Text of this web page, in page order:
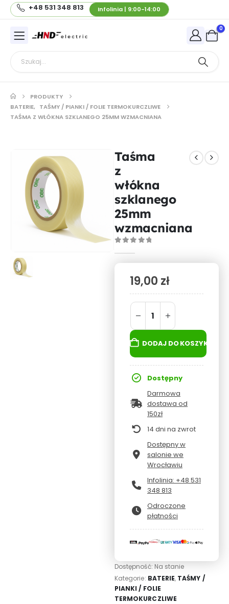
+48 531 348 813 Infolinia | 9:00-14:00
0
PRODUKTY
BATERIE, TAŚMY / PIANKI / FOLIE TERMOKURCZLIWE
TAŚMA Z WŁÓKNA SZKLANEGO 25MM WZMACNIANA
Taśma
z
włókna
szklanego
25mm
wzmacniana
19,00 zł
DODAJ DO KOSZYKA
Dostępny
Darmowa
dostawa od
150zł
14 dni na zwrot
Dostępny w
salonie we
Wrocławiu
Infolinia: +48 531
348 813
Odroczone
płatności
Dostępność: Na stanie
Kategorie: BATERIE, TAŚMY /
PIANKI / FOLIE
TERMOKURCZLIWE